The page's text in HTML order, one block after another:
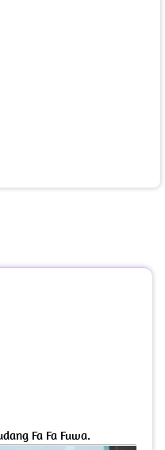
Fa Fa Fuwa.